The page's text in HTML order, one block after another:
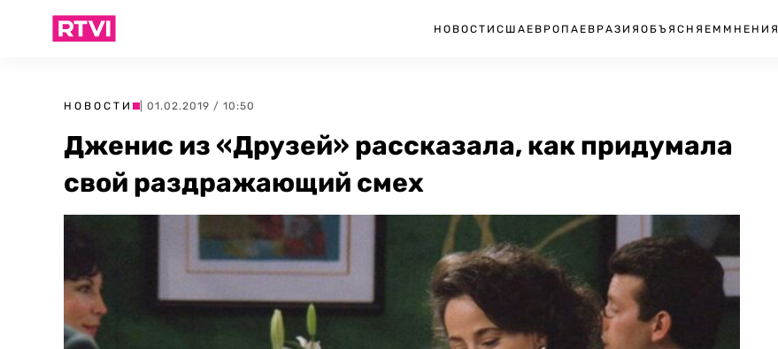
НОВОСТИ США ЕВРОПА ЕВРАЗИЯ ОБЪЯСНЯЕМ МНЕНИЯ
НОВОСТИ | 01.02.2019 / 10:50
Дженис из «Друзей» рассказала, как придумала
свой раздражающий смех